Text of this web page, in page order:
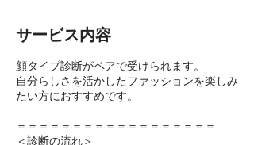
サービス内容
顔タイプ診断がペアで受けられます。
自分らしさを活かしたファッションを楽しみ
たい方におすすめです。
＝＝＝＝＝＝＝＝＝＝＝＝＝＝＝＝＝＝
＜診断の流れ＞